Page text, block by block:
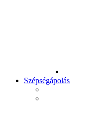
Szépségápolás